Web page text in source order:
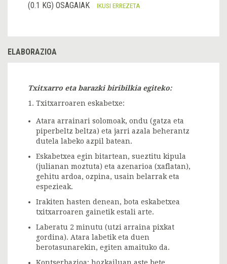
(0.1 KG) OSAGAIAK
IKUSI ERREZETA
ELABORAZIOA
Txitxarro eta barazki biribilkia egiteko:
1. Txitxarroaren eskabetxe:
Atara arrainari solomoak, ondu (gatza eta
piperbeltz beltza) eta jarri azala beherantz
dutela labeko azpil batean.
Eskabetxea egin bitartean, sueztitu kipula
(julianan moztuta) eta azenarioa (xaflatan),
gehitu ardoa, ozpina, usain belarrak eta
espezieak.
Irakiten hasten denean, bota eskabetxea
txitxarroaren gainetik estali arte.
Laberatu 2 minutu (utzi arraina pixkat
gordina). Atara labetik eta duen
berotasunarekin, egiten amaituko da.